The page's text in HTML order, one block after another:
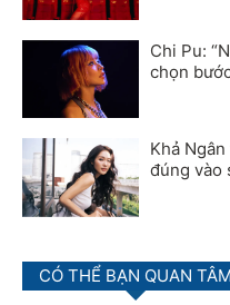
Chi Pu:
chọn
Khả
đúng vào
CÓ THỂ BẠN QUAN TÂM